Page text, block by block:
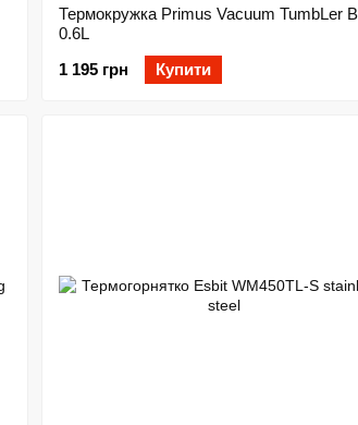
Термокружка Primus Vacuum TumbLer
0.6L
1 195 грн
Купити